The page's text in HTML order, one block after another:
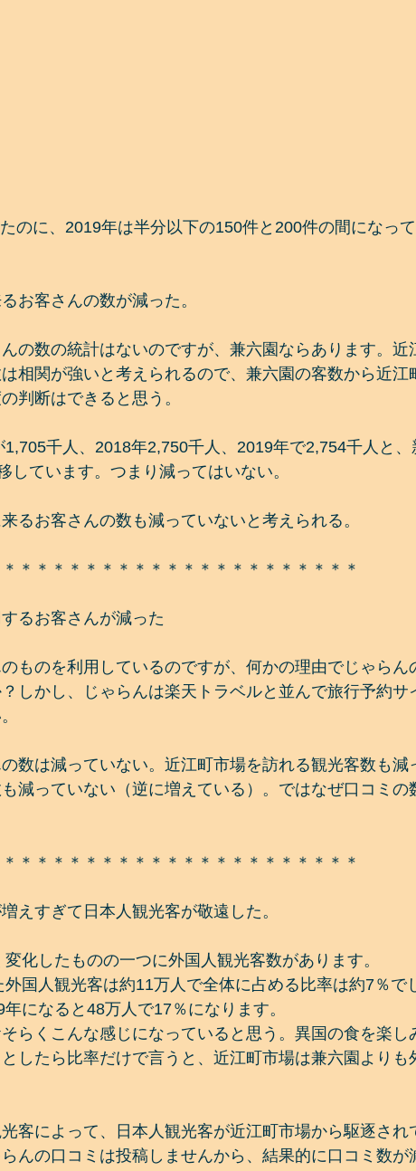
のに、2019年は半分以下の150件と200件の間になっ
お客さんの数が減った。
の数の統計はないのですが、兼六園ならあります。近
相関が強いと考えられるので、兼六園の客数から近江
判断はできると思う。
千人、2018年2,750千人、2019年で2,754千人と、
しています。つまり減ってはいない。
るお客さんの数も減っていないと考えられる。
＊＊＊＊＊＊＊＊＊＊＊＊＊＊＊＊＊＊＊＊＊
るお客さんが減った
ものを利用しているのですが、何かの理由でじゃらん
しかし、じゃらんは楽天トラベルと並んで旅行予約サ
数は減っていない。近江町市場を訪れる観光客数も減
減っていない（逆に増えている）。ではなぜ口コミの
＊＊＊＊＊＊＊＊＊＊＊＊＊＊＊＊＊＊＊＊＊
えすぎて日本人観光客が敬遠した。
化したものの一つに外国人観光客数があります。
国人観光客は約11万人で全体に占める比率は約7％で
になると48万人で17％になります。
らくこんな感じになっていると思う。異国の食を楽し
したら比率だけで言うと、近江町市場は兼六園よりも
客によって、日本人観光客が近江町市場から駆逐され
んの口コミは投稿しませんから、結果的に口コミ数が